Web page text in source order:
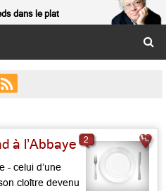
dans le plat

à l’Abbaye
– celui d’une
cloître devenu
2